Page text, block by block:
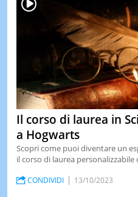
Il corso di laurea in
a Hogwarts
Scopri come puoi diventare un
il corso di laurea
CONDIVIDI 13/10/2023